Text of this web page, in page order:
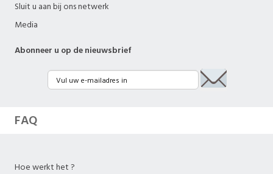
Sluit u aan bij ons netwerk
Media
Abonneer u op de nieuwsbrief
FAQ
Hoe werkt het ?